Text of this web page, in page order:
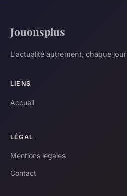
Jouonsplus
L'actualité autrement, chaque jour
LIENS
Accueil
LÉGAL
Mentions légales
Contact